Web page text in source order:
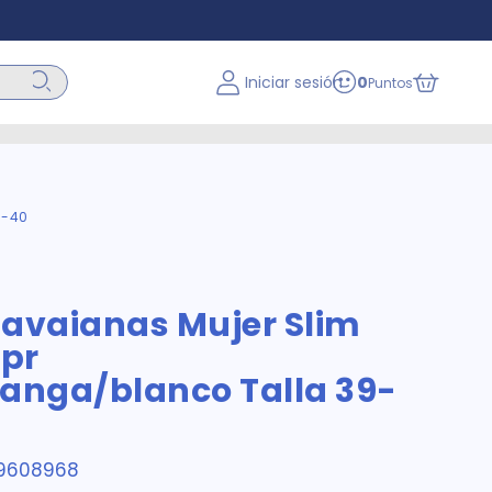
Iniciar sesión 0Puntos
40
Mujer Slim
blanco Talla 39-